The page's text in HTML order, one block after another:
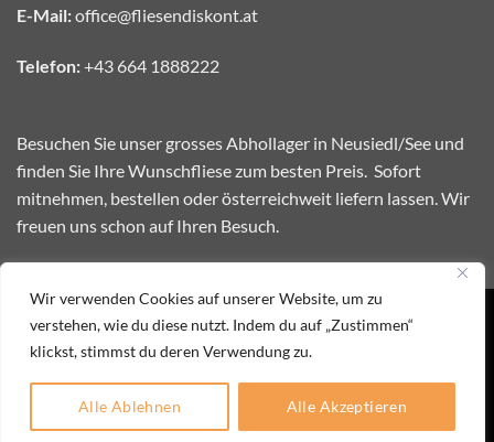
Wir verwenden Cookies auf unserer Website, um zu
verstehen, wie du diese nutzt. Indem du auf „Zustimmen“
klickst, stimmst du deren Verwendung zu.
Alle Ablehnen Alle Akzeptieren
E-Mail:office@fliesendiskont.at
Telefon:+43 664 1888222
Besuchen Sie unser grosses Abhollager in Neusiedl/See und
finden Sie Ihre Wunschfliese zum besten Preis. Sofort
mitnehmen, bestellen oder österreichweit liefern lassen. Wir
freuen uns schon auf Ihren Besuch.
Webdesign by www.weblytics.at
Visa
MasterCardBank
Pickup
Copyright 2026 ©